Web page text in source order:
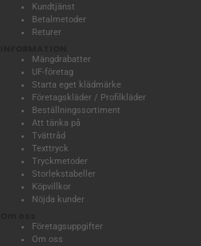
Kundtjänst
Betalmetoder
Returer
Mängdrabatter
UF-företag
Starta eget klädmärke
Företagskläder / Profilkläder
Beställningssortiment
Att tänka på
Tvättråd
Texttryck
Tryckmetoder
Storlekstabeller
Köpvillkor
Nöjda kunder
Företagsuppgifter
Om oss